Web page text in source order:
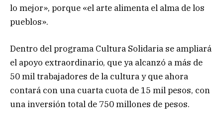
lo mejor», porque «el arte alimenta el alma de los
pueblos».
Dentro del programa Cultura Solidaria se ampliará
el apoyo extraordinario, que ya alcanzó a más de
50 mil trabajadores de la cultura y que ahora
contará con una cuarta cuota de 15 mil pesos, con
una inversión total de 750 millones de pesos.